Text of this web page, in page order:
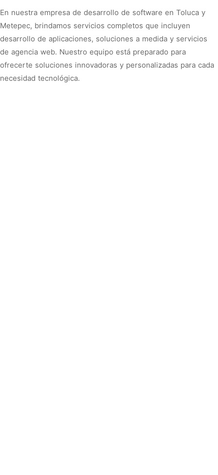
En nuestra empresa de desarrollo de software en Toluca y
Metepec, brindamos servicios completos que incluyen
desarrollo de aplicaciones, soluciones a medida y servicios
de agencia web. Nuestro equipo está preparado para
ofrecerte soluciones innovadoras y personalizadas para cada
necesidad tecnológica.